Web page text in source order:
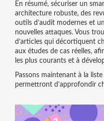
En résumé, sécuriser un
architecture robuste, des
outils d’audit modernes et
nouvelles attaques. Vous
d’articles qui décortiquent
aux études de cas réelles,
les plus courants et à
Passons maintenant à la
permettront d’approfondir